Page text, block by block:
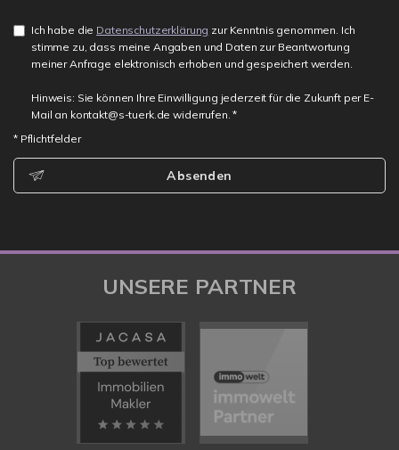
Ich habe die Datenschutzerklärung zur Kenntnis genommen. Ich
stimme zu, dass meine Angaben und Daten zur Beantwortung
meiner Anfrage elektronisch erhoben und gespeichert werden.
Hinweis: Sie können Ihre Einwilligung jederzeit für die Zukunft per E-
Mail an kontakt@s-tuerk.de widerrufen. *
* Pflichtfelder
Absenden
UNSERE PARTNER